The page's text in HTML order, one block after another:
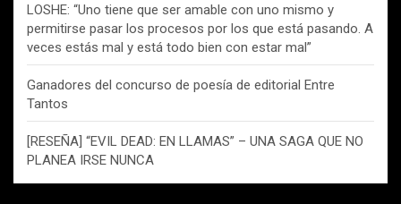
LOSHE: “Uno tiene que ser amable con uno mismo y
permitirse pasar los procesos por los que está pasando. A
veces estás mal y está todo bien con estar mal”
Ganadores del concurso de poesía de editorial Entre
Tantos
[RESEÑA] “EVIL DEAD: EN LLAMAS” – UNA SAGA QUE NO
PLANEA IRSE NUNCA